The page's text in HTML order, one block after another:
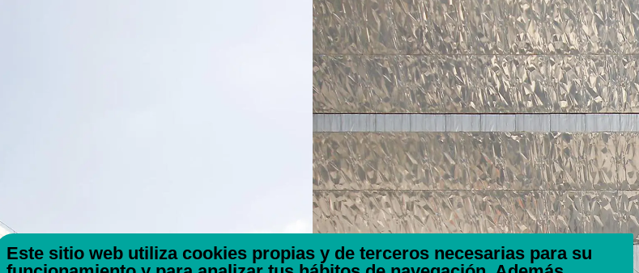
Este sitio web utiliza cookies propias y de terceros necesarias para su